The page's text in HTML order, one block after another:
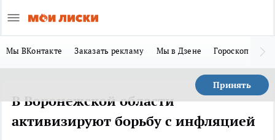
Мы ВКонтакте Заказать рекламу Мы в Дзене Гороскоп
Принять
В Воронежской области
активизируют борьбу с инфляцией